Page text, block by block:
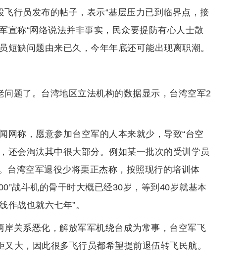
行员发布的帖子，表示“基层压力已到临界点，接
宣称“网络说法并非事实，民众要提防有心人士散
短缺问题由来已久，今年年底还可能出现离职潮。
题了。台湾地区立法机构的数据显示，台湾空军2
网称，愿意参加台空军的人本来就少，导致“台空
还会淘汰其中很大部分。例如某一批次的受训学员
台湾空军退役少将栗正杰称，按照现行的培训体
战斗机的骨干时大概已经30岁，等到40岁就基本
作战也就六七年”。
关系恶化，解放军军机绕台成为常事，台空军飞
大，因此很多飞行员都希望提前退伍转飞民航。